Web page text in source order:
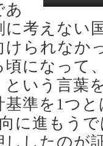
に考えない
けられなか
頃になって
という言葉
基準を1つ
に進もう
したのが